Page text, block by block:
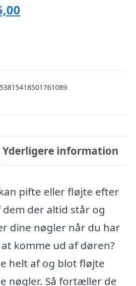
kr. 35,00.
Yderligere information
pifte eller fløjte efter
dem der altid står og
dine nøgler når du har
komme ud af døren?
helt af og blot fløjte
nøgler. Så fortæller de